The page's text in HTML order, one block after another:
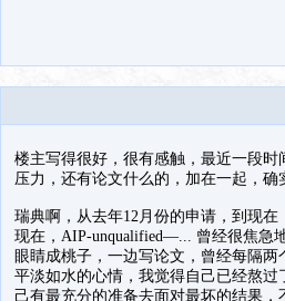
楼主写得很好，很有感触，最近一段
压力，还有论文什么的，加在一起，确
瑞典啊，从去年12月份的申请，到现
现在，AIP-unqualified—... 曾经很焦急
眼睛成桃子，一边写论文，曾经每隔
平淡如水的心情，我觉得自己已经熬
己有最充分的准备去面对最坏的结果